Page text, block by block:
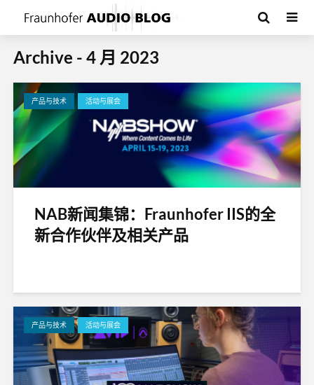
Archive - 4 月 2023
产品与技术 活动与展会
NAB新闻集锦：Fraunhofer IIS的全
新合作伙伴及相关产品
产品与技术 活动与展会